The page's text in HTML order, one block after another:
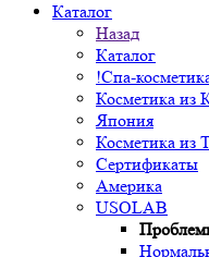
Каталог
Назад
Каталог
!Спа-
Косметика из
Япония
Косметика из
Сертификаты
Америка
USOLAB